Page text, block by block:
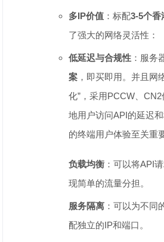
多IP价值 ‌：标配‌3-5个香
了强大的网络灵活性：
低延迟与合规性 ：服务
案 ，即买即用。并且网
化”，采用PCCW、
地用户访问API的延迟
的终端用户体验至关重
负载均衡 ：可以将API
现简单的流量分担。
服务隔离 ：可以为不同
配独立的IP和端口。